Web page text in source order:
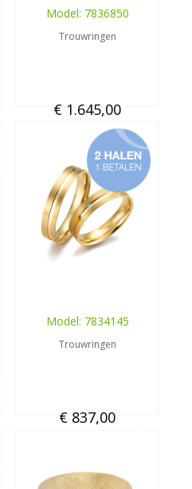
Model: 7836850
Trouwringen
€ 1.645,00
Model: 7834145
Trouwringen
€ 837,00